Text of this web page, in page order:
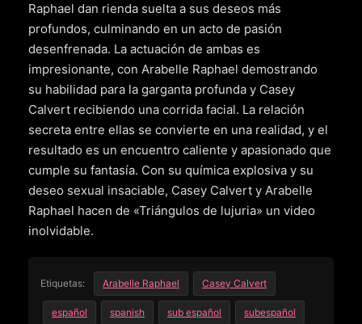
Raphael dan rienda suelta a sus deseos más
profundos, culminando en un acto de pasión
desenfrenada. La actuación de ambas es
impresionante, con Arabelle Raphael demostrando
su habilidad para la garganta profunda y Casey
Calvert recibiendo una corrida facial. La relación
secreta entre ellas se convierte en una realidad, y el
resultado es un encuentro caliente y apasionado que
cumple su fantasía. Con su química explosiva y su
deseo sexual insaciable, Casey Calvert y Arabelle
Raphael hacen de «Triángulos de lujuria» un video
inolvidable.
Etiquetas: Arabelle Raphael Casey Calvert
español spanish sub español subespañol